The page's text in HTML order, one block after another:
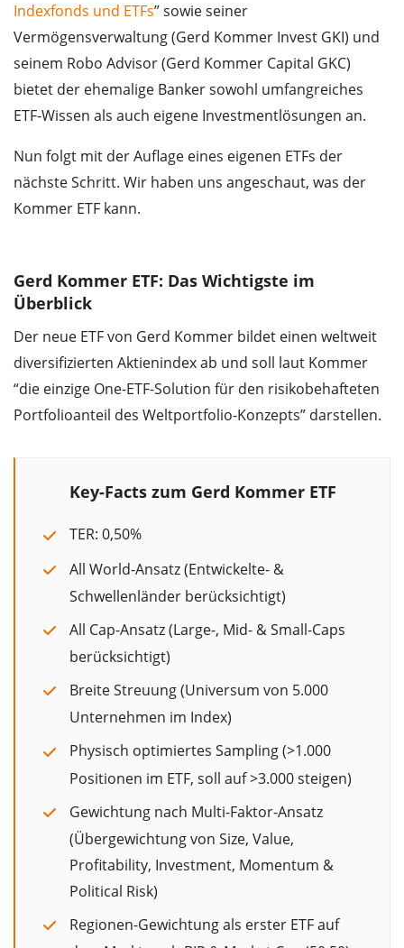
Indexfonds und ETFs” sowie seiner
Vermögensverwaltung (Gerd Kommer Invest GKI) und
seinem Robo Advisor (Gerd Kommer Capital GKC)
bietet der ehemalige Banker sowohl umfangreiches
ETF-Wissen als auch eigene Investmentlösungen an.
Nun folgt mit der Auflage eines eigenen ETFs der
nächste Schritt. Wir haben uns angeschaut, was der
Kommer ETF kann.
Gerd Kommer ETF: Das Wichtigste im
Überblick
Der neue ETF von Gerd Kommer bildet einen weltweit
diversifizierten Aktienindex ab und soll laut Kommer
“die einzige One-ETF-Solution für den risikobehafteten
Portfolioanteil des Weltportfolio-Konzepts” darstellen.
Key-Facts zum Gerd Kommer ETF
TER: 0,50%
All World-Ansatz (Entwickelte- &
Schwellenländer berücksichtigt)
All Cap-Ansatz (Large-, Mid- & Small-Caps
berücksichtigt)
Breite Streuung (Universum von 5.000
Unternehmen im Index)
Physisch optimiertes Sampling (>1.000
Positionen im ETF, soll auf >3.000 steigen)
Gewichtung nach Multi-Faktor-Ansatz
(Übergewichtung von Size, Value,
Profitability, Investment, Momentum &
Political Risk)
Regionen-Gewichtung als erster ETF auf